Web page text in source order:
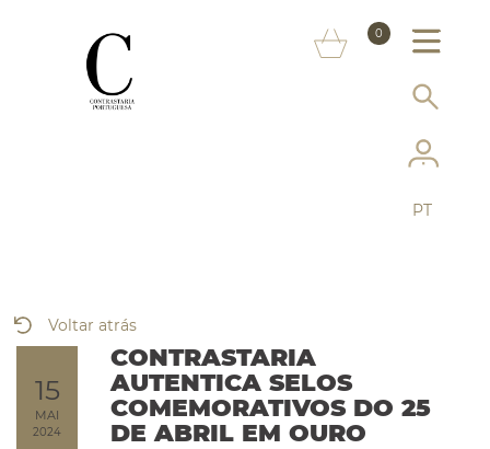
0
SERVIÇOS
PT
15
MAI
2024
CONTRASTARIA
AUTENTICA SELOS
COMEMORATIVOS DO 25
DE ABRIL EM OURO
Voltar atrás